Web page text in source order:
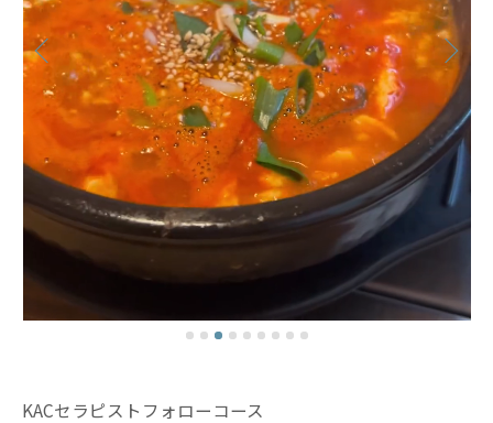
KACセラピストフォローコース